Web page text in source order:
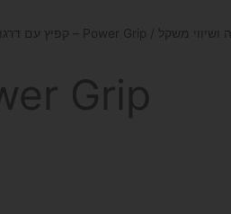
ושיווי משקל / Power Grip – קפיץ עם דרגות קושי שונות לבחירה